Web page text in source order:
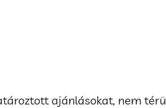
ajánlásokat, nem